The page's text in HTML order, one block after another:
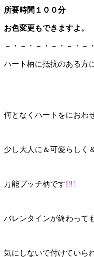
所要時間１００分
お色変更もできますよ。
－・－・－・－・－・－
ハート柄に抵抗のある方
何となくハートをにおわ
少し大人に＆可愛らしく
万能プッチ柄です!!!!
バレンタインが終わって
気にしないで付けていら